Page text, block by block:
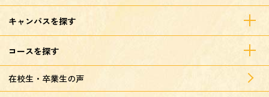
キャンパスを探す
コースを探す
在校生・卒業生の声